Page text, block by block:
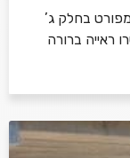
בחלק ג’
ראייה ברורה